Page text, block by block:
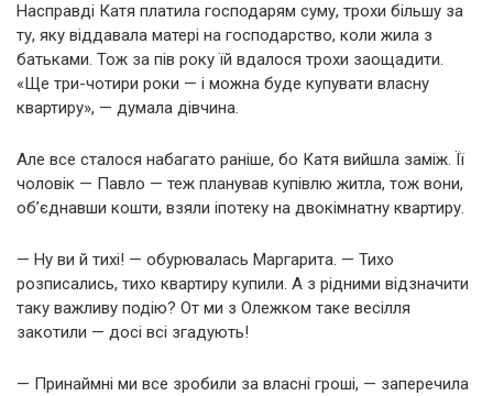
Насправді Катя платила господарям суму, трохи більшу за
ту, яку віддавала матері на господарство, коли жила з
батьками. Тож за пів року їй вдалося трохи заощадити.
«Ще три-чотири роки — і можна буде купувати власну
квартиру», — думала дівчина.
Але все сталося набагато раніше, бо Катя вийшла заміж. Її
чоловік — Павло — теж планував купівлю житла, тож вони,
об’єднавши кошти, взяли іпотеку на двокімнатну квартиру.
— Ну ви й тихі! — обурювалась Маргарита. — Тихо
розписались, тихо квартиру купили. А з рідними відзначити
таку важливу подію? От ми з Олежком таке весілля
закотили — досі всі згадують!
— Принаймні ми все зробили за власні гроші, — заперечила